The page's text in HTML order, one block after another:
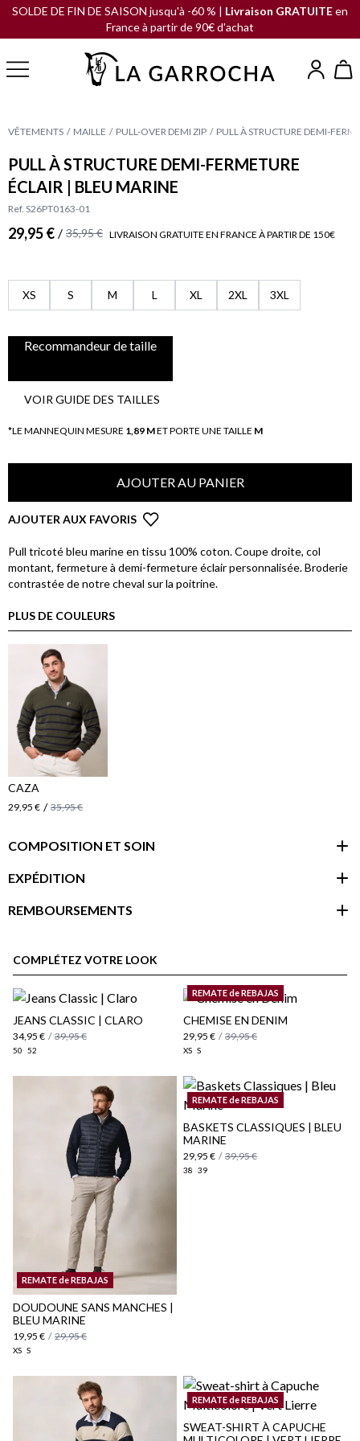
SOLDE DE FIN DE SAISON jusqu'à -60 % | Livraison GRATUITEen
France à partir de 90€ d'achat
VÊTEMENTS MAILLE PULL-OVER DEMI ZIP PULL À STRUCTURE DEMI-
PULL À STRUCTURE DEMI-FERMETURE
ÉCLAIR | BLEU MARINE
Ref. S26PT0163-01
29,95 € / 35,95 € LIVRAISON GRATUITE EN FRANCE À PARTIR DE 150€
XS S M L XL 2XL 3XL
Recommandeur de taille
VOIR GUIDE DES TAILLES
*LE MANNEQUIN MESURE 1,89 MET PORTE UNE TAILLE M
AJOUTER AU PANIER
AJOUTER AUX FAVORIS
Pull tricoté bleu marine en tissu 100% coton. Coupe droite, col
montant, fermeture à demi-fermeture éclair personnalisée. Broderie
contrastée de notre cheval sur la poitrine.
PLUS DE COULEURS
CAZA
29,95 € / 35,95 €
COMPOSITION ET SOIN
EXPÉDITION
Politique d'expédition
REMBOURSEMENTS
COMPLÉTEZ VOTRE LOOK
JEANS CLASSIC | CLARO
34,95 € / 39,95 €
50 52
REMATE de REBAJAS
CHEMISE EN DENIM
29,95 € / 39,95 €
XS S
REMATE de REBAJAS
DOUDOUNE SANS MANCHES |
BLEU MARINE
19,95 € / 29,95 €
XS S
REMATE de REBAJAS
BASKETS CLASSIQUES | BLEU
MARINE
29,95 € / 39,95 €
38 39
REMATE de REBAJAS
SWEAT-SHIRT À CAPUCHE